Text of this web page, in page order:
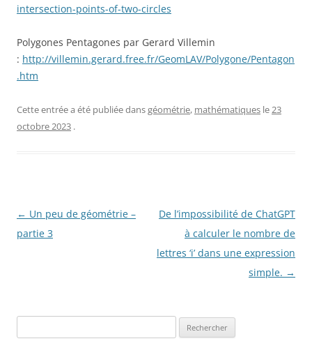
intersection-points-of-two-circles
Polygones Pentagones par Gerard Villemin
: http://villemin.gerard.free.fr/GeomLAV/Polygone/Pentagon
.htm
Cette entrée a été publiée dansgéométrie, mathématiques le23
octobre 2023 .
Navigation
des
← Un peu de géométrie –
partie 3
De l’impossibilité de ChatGPT
à calculer le nombre de
lettres ‘i’ dans une expression
simple. →